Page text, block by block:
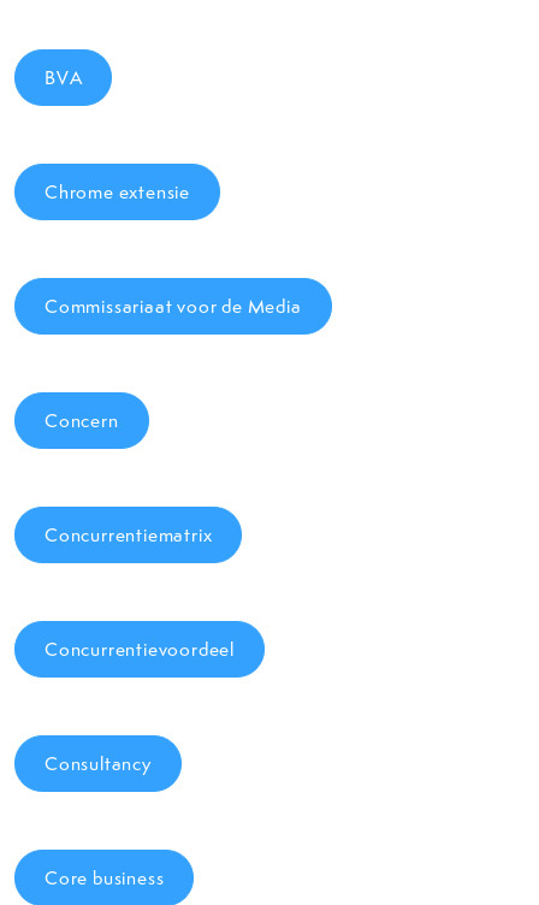
BVA
Chrome extensie
Commissariaat voor de Media
Concern
Concurrentiematrix
Concurrentievoordeel
Consultancy
Core business